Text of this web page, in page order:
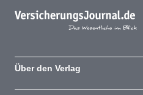
Über den Verlag